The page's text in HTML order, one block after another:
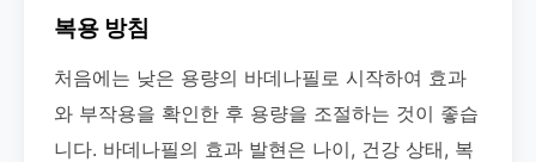
복용 방침
처음에는 낮은 용량의 바데나필로 시작하여 효과
와 부작용을 확인한 후 용량을 조절하는 것이 좋습
니다. 바데나필의 효과 발현은 나이, 건강 상태, 복